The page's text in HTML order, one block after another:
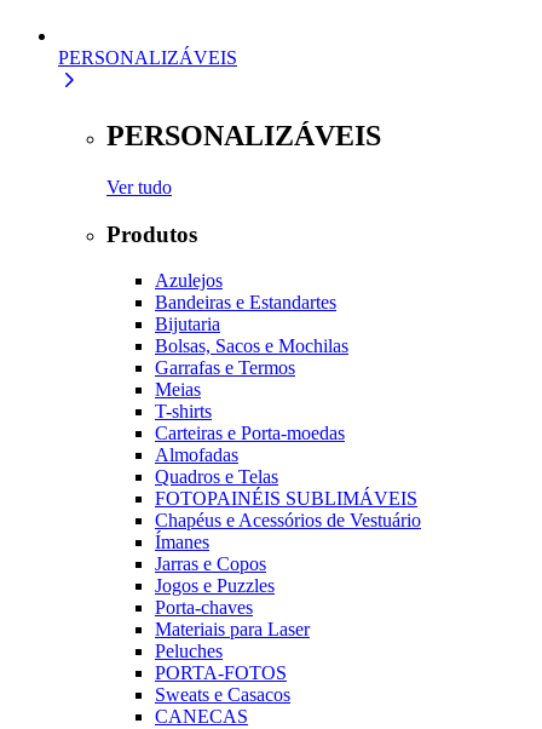
PERSONALIZÁVEIS
PERSONALIZÁVEIS
Ver tudo
Produtos
Azulejos
Bandeiras e Estandartes
Bijutaria
Bolsas, Sacos e Mochilas
Garrafas e Termos
Meias
T-shirts
Carteiras e Porta-moedas
Almofadas
Quadros e Telas
FOTOPAINÉIS SUBLIMÁVEIS
Chapéus e Acessórios de Vestuário
Ímanes
Jarras e Copos
Jogos e Puzzles
Porta-chaves
Materiais para Laser
Peluches
PORTA-FOTOS
Sweats e Casacos
CANECAS